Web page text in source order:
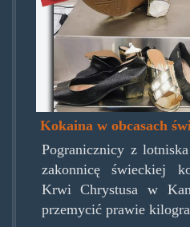
Kokaina w obcasach
Pogranicznicy z
zakonnicę świeckiej
Krwi Chrystusa w
przemycić prawie